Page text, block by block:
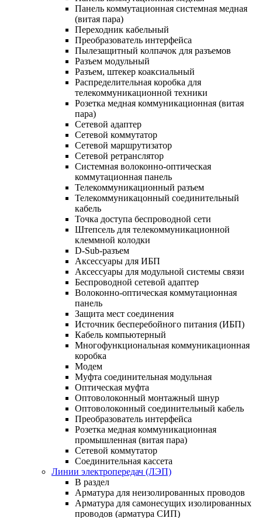
Панель коммутационная системная медная
(витая пара)
Переходник кабельный
Преобразователь интерфейса
Пылезащитный колпачок для разъемов
Разъем модульный
Разъем, штекер коаксиальный
Распределительная коробка для
телекоммуникационной техники
Розетка медная коммуникационная (витая
пара)
Сетевой адаптер
Сетевой коммутатор
Сетевой маршрутизатор
Сетевой ретранслятор
Системная волоконно-оптическая
коммутационная панель
Телекоммуникационный разъем
Телекоммуникацонный соединительный
кабель
Точка доступа беспроводной сети
Штепсель для телекоммуникационной
клеммной колодки
D-Sub-разъем
Аксессуары для ИБП
Аксессуары для модульной системы связи
Беспроводной сетевой адаптер
Волоконно-оптическая коммутационная
панель
Защита мест соединения
Источник бесперебойного питания (ИБП)
Кабель компьютерный
Многофункциональная коммуникационная
коробка
Модем
Муфта соединительная модульная
Оптическая муфта
Оптоволоконный монтажный шнур
Оптоволоконный соединительный кабель
Преобразователь интерфейса
Розетка медная коммуникационная
промышленная (витая пара)
Сетевой коммутатор
Соединительная кассета
Линии электропередач (ЛЭП)
В раздел
Арматура для неизолированных проводов
Арматура для самонесущих изолированных
проводов (арматура СИП)